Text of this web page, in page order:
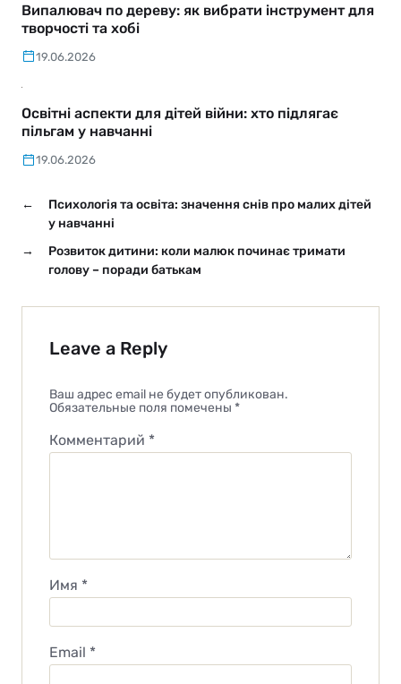
Випалювач по дереву: як вибрати інструмент для
творчості та хобі
19.06.2026
Освітні аспекти для дітей війни: хто підлягає
пільгам у навчанні
19.06.2026
←
Психологія та освіта: значення снів про малих дітей
у навчанні
→
Розвиток дитини: коли малюк починає тримати
голову – поради батькам
Leave a Reply
Ваш адрес email не будет опубликован.
Обязательные поля помечены *
Комментарий *
Имя *
Email *